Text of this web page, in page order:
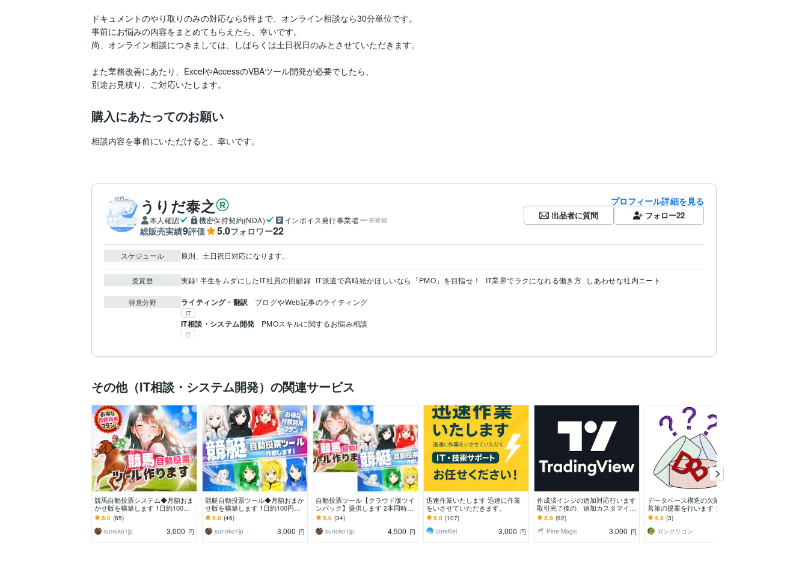
ドキュメントのやり取りのみの対応なら5件まで、オンライン相談なら30分単位です。
事前にお悩みの内容をまとめてもらえたら、幸いです。
尚、オンライン相談につきましては、しばらくは土日祝日のみとさせていただきます。
また業務改善にあたり、ExcelやAccessのVBAツール開発が必要でしたら、
別途お見積り、ご対応いたします。
購入にあたってのお願い
相談内容を事前にいただけると、幸いです。
うりだ泰之
本人確認 機密保持契約(NDA) インボイス発行事業者 未登録
総販売実績9評価 5.0フォロワー22
プロフィール詳細を見る
出品者に質問 フォロー22
スケジュール 原則、土日祝日対応になります。
受賞歴 実録! 半生をムダにしたIT社員の回顧録 IT派遣で高時給がほしいなら「PMO」を目指せ！ IT業界でラクになれる働き方 しあわせな社内ニート
得意分野 ライティング・翻訳 ブログやWeb記事のライティング
IT
IT相談・システム開発 PMOスキルに関するお悩み相談
IT
その他（IT相談・システム開発）の関連サービス
競馬自動投票システム◆月額おま
かせ版を構築します 1日約100円
でプロ仕様の自動投票。自宅P
C・クラウド対応
5.0 (85)
sunoko1jp
3,000 円
競艇自動投票ツール◆月額おまか
せ版を構築します 1日約100円で
プロ仕様の競艇投票。データ通信
料は完全無料
5.0 (46)
sunoko1jp
3,000 円
自動投票ツール【クラウド版ツイ
ンパック】提供します 2本同時契
約がお得！競馬も競艇も競輪も、
最強ツールセット！
5.0 (34)
sunoko1jp
4,500 円
迅速作業いたします 迅速に作業
をいさせていただきます。
5.0 (107)
coreKei
3,000 円
作成済インジの追加対応行います
取引完了後の、追加カスタマイズ
や仕様調整に対応します。
5.0 (92)
Pine Magic
3,000 円
データベース構造の欠陥診断と改
善策の提案を行います 欠陥デー
タベースが引き起こす様々なトラ
ブルを防止します
4.8 (3)
ガングリゴン